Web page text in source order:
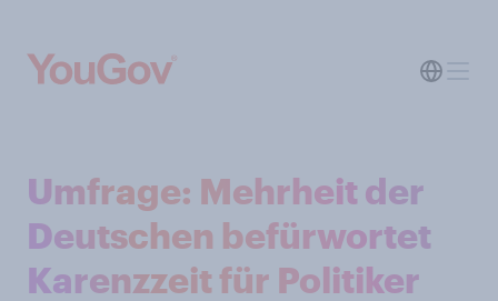
Umfrage: Mehrheit der
Deutschen befürwortet
Karenzzeit für Politiker